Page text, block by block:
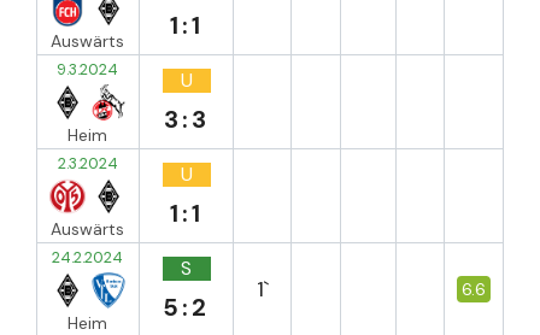
Auswärts 1:1
9.3.2024
Heim
U
3:3
2.3.2024
Auswärts
U
1:1
24.2.2024
Heim
S
5:2
1` 6.6